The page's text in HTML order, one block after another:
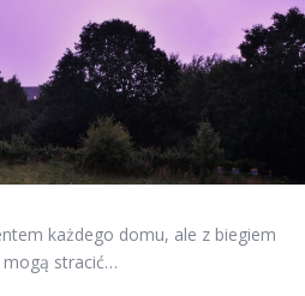
każdego domu, ale z biegiem
mogą stracić…